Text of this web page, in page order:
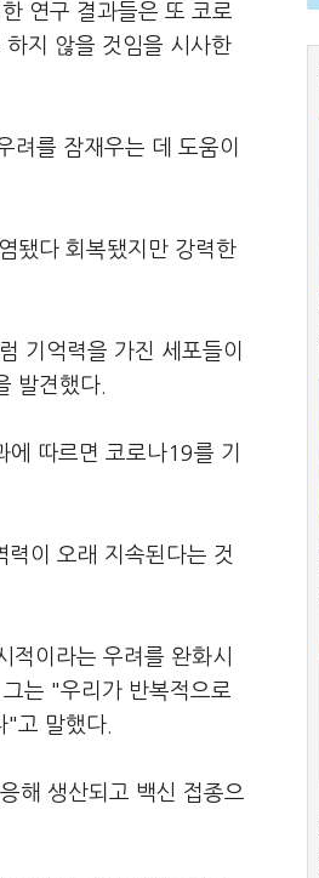
연구 결과들은 또 코로
지 않을 것임을 시사한
려를 잠재우는 데 도움이
됐다 회복됐지만 강력한
기억력을 가진 세포들이
발견했다.
따르면 코로나19를 기
이 오래 지속된다는 것
적이라는 우려를 완화시
는 "우리가 반복적으로
고 말했다.
해 생산되고 백신 접종으